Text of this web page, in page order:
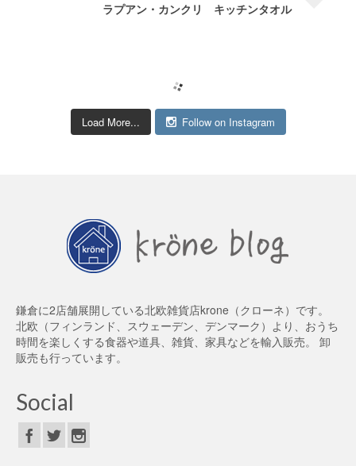
ラプアン・カンクリ キッチンタオル
Load More... Follow on Instagram
鎌倉に2店舗展開している北欧雑貨店krone（クローネ）です。
北欧（フィンランド、スウェーデン、デンマーク）より、おうち
時間を楽しくする食器や道具、雑貨、家具などを輸入販売。 卸
販売も行っています。
Social